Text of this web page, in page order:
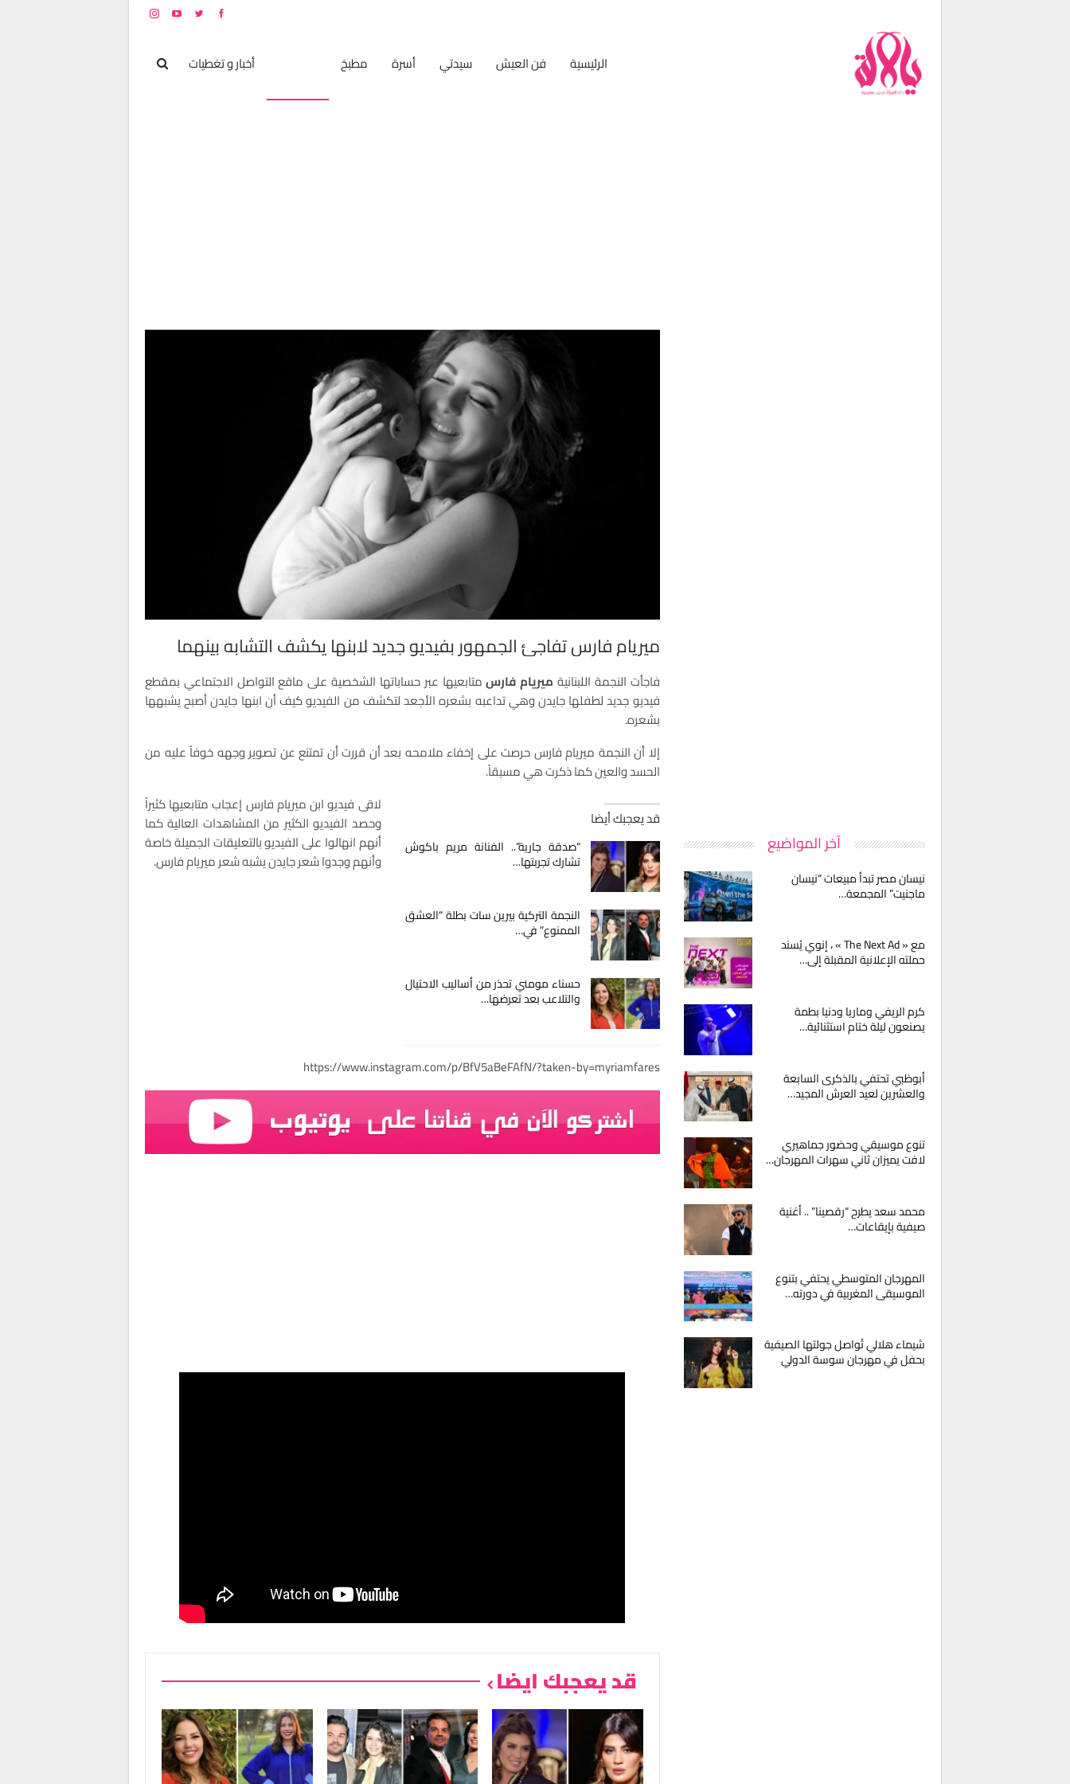
الرئيسية فن العيش سيدتي أسرة مطبخ أخبار و تغطيات
ميريام فارس تفاجئ الجمهور بفيديو جديد لابنها يكشف التشابه بينهما‎
فاجأت النجمة اللبنانية ميريام فارسمتابعيها عبر حساباتها الشخصية على ماقع التواصل الاجتماعي بمقطع
فيديو جديد لطفلها جايدن وهي تداعبه بشعره الأجعد لتكشف من الفيديو كيف أن ابنها جايدن أصبح يشبهها
بشعره.
إلا أن النجمة ميريام فارس حرصت على إخفاء ملامحه بعد أن قررت أن تمتنع عن تصوير وجهه خوفاً عليه من
الحسد والعين كما ذكرت هي مسبقاً.
قد يعجبك أيضا
“صدقة جارية”.. الفنانة مريم باكوش
تشارك تجربتها…
النجمة التركية بيرين سات بطلة “العشق
الممنوع” في…
حسناء مومني تحذر من أساليب الاحتيال
والتلاعب بعد تعرضها…
لاقى فيديو ابن ميريام فارس إعجاب متابعيها كثيراً
وحصد الفيديو الكثير من المشاهدات العالية كما
أنهم انهالوا على الفيديو بالتعليقات الجميلة خاصة
وأنهم وجدوا شعر جايدن يشبه شعر ميريام فارس.
https://www.instagram.com/p/BfV5aBeFAfN/?taken-by=myriamfares
قد يعجبك ايضا
آخر المواضيع
نيسان مصر تبدأ مبيعات “نيسان
ماجنيت” المجمعة…
مع « The Next Ad » ، إنوي يُسند
حملته الإعلانية المقبلة إلى…
كرم الريفي وماريا ودنيا بطمة
يصنعون ليلة ختام استثنائية…
أبوظبي تحتفي بالذكرى السابعة
والعشرين لعيد العرش المجيد…
تنوع موسيقي وحضور جماهيري
لافت يميزان ثاني سهرات المهرجان…
محمد سعد يطرح “رقصينا” .. أغنية
صيفية بإيقاعات…
المهرجان المتوسطي يحتفي بتنوع
الموسيقى المغربية في دورته…
شيماء هلالي تُواصل جولتها الصيفية
بحفل في مهرجان سوسة الدولي